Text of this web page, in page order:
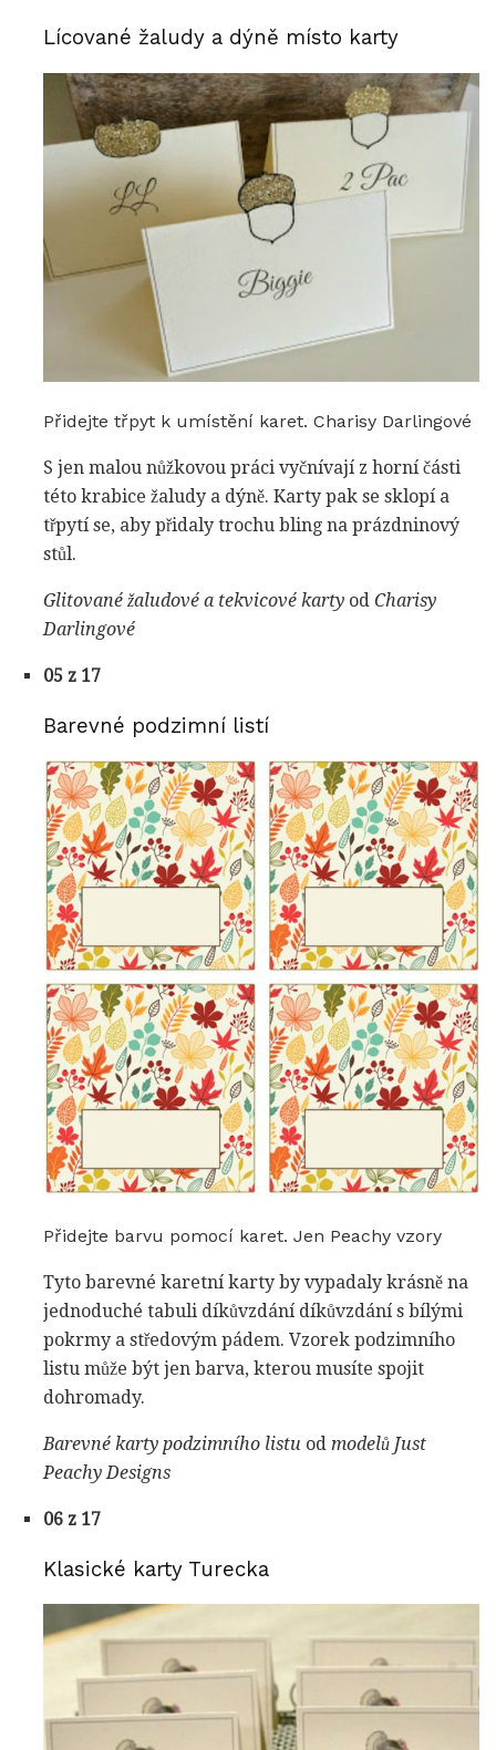
Lícované žaludy a dýně místo karty
Přidejte třpyt k umístění karet. Charisy Darlingové
S jen malou nůžkovou práci vyčnívají z horní části
této krabice žaludy a dýně. Karty pak se sklopí a
třpytí se, aby přidaly trochu bling na prázdninový
stůl.
Glitované žaludové a tekvicové karty od Charisy
Darlingové
05 z 17
Barevné podzimní listí
Přidejte barvu pomocí karet. Jen Peachy vzory
Tyto barevné karetní karty by vypadaly krásně na
jednoduché tabuli díkůvzdání díkůvzdání s bílými
pokrmy a středovým pádem. Vzorek podzimního
listu může být jen barva, kterou musíte spojit
dohromady.
Barevné karty podzimního listu od modelů Just
Peachy Designs
06 z 17
Klasické karty Turecka